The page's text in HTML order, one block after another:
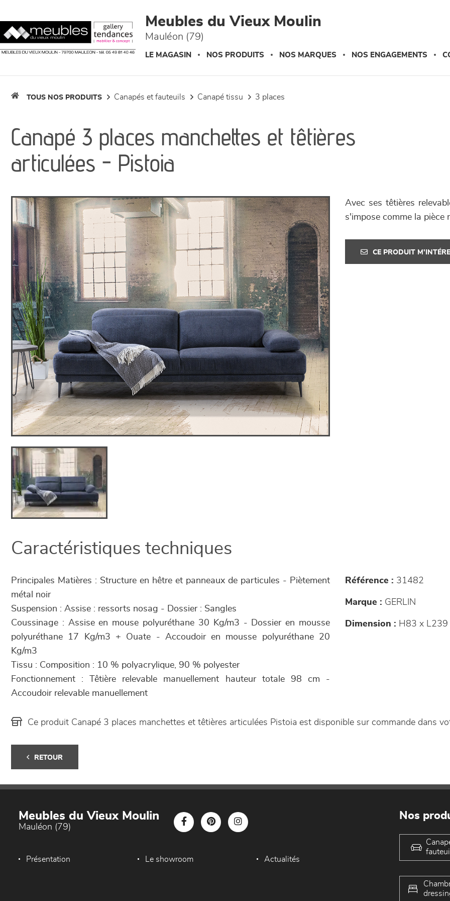
Meubles du Vieux Moulin
Mauléon (79)
LE MAGASIN NOS PRODUITS NOS MARQUES NOS ENGAGEMENTS
TOUS NOS PRODUITS canapés et fauteuils canapé tissu 3 places
Canapé 3 places manchettes et têtières
articulées - Pistoia
Avec ses têtières
s'impose comme la pièce
CE PRODUIT
Caractéristiques techniques
Principales Matières : Structure en hêtre et panneaux de particules - Piètement
métal noir
Suspension : Assise : ressorts nosag - Dossier : Sangles
Coussinage : Assise en mouse polyuréthane 30 Kg/m3 - Dossier en mousse
polyuréthane 17 Kg/m3 + Ouate - Accoudoir en mousse polyuréthane 20
Kg/m3
Tissu : Composition : 10 % polyacrylique, 90 % polyester
Fonctionnement : Têtière relevable manuellement hauteur totale 98 cm -
Accoudoir relevable manuellement
Référence : 31482
Marque : GERLIN
Dimension : H83 x L239
Ce produit Canapé 3 places manchettes et têtières articulées Pistoia est disponible sur commande dans
RETOUR
Meubles du Vieux Moulin
Mauléon (79)
Présentation Le showroom Actualités
Nos